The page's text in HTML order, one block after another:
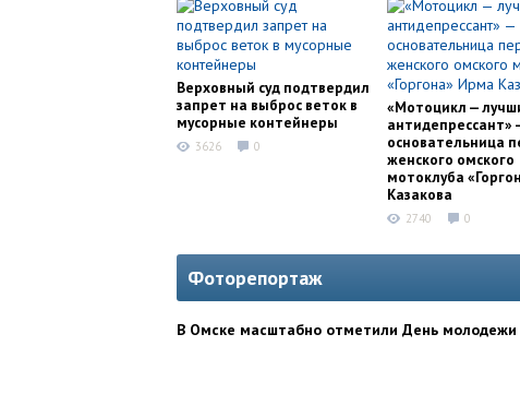
Верховный суд подтвердил
запрет на выброс веток в
мусорные контейнеры
3626 0
«Мотоцикл —
антидепрессант»
основательница
женского омского
мотоклуба
Казакова
2740 0
Фоторепортаж
В Омске масштабно отметили День молодежи